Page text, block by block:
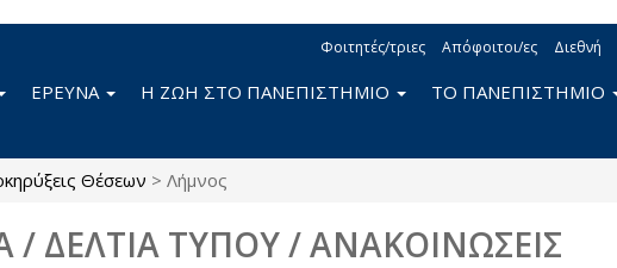
Φοιτητές/τριες Απόφοιτοι/ες Διεθνή
ΕΡΕΥΝΑ Η ΖΩΗ ΣΤΟ ΠΑΝΕΠΙΣΤΗΜΙΟ ΤΟ ΠΑΝΕΠΙΣΤΗΜΙΟ
Θέσεων > Λήμνος
/ ΔΕΛΤΙΑ ΤΥΠΟΥ / ΑΝΑΚΟΙΝΩΣΕΙΣ